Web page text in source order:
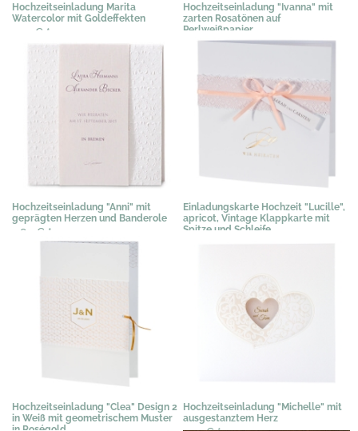
Hochzeitseinladung Marita
Watercolor mit Goldeffekten
2,19 € *
Hochzeitseinladung "Ivanna" mit
zarten Rosatönen auf
Perlweißpapier
2,39 €*
Hochzeitseinladung "Anni" mit
geprägten Herzen und Banderole
2,89 € *
Einladungskarte Hochzeit "Lucille",
apricot, Vintage Klappkarte mit
Spitze und Schleife
Hochzeitseinladung "Clea" Design 2
in Weiß mit geometrischem Muster
Hochzeitseinladung "Michelle" mit
ausgestanztem Herz